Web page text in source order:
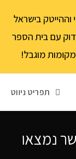
בישראל
נא לבדוק עם בית הספר
מוגבל!
תפריט ניווט
נמצאו